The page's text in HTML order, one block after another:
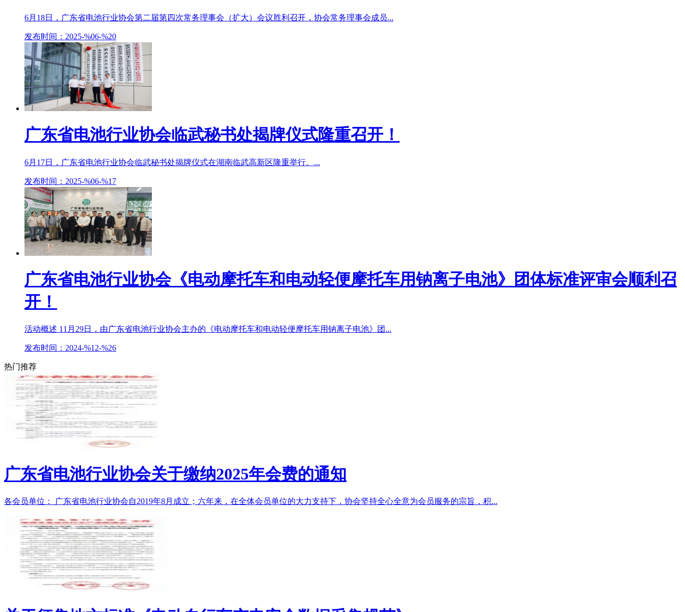
6月18日，广东省电池行业协会第二届第四次常务理事会（扩大）会议胜利召开，协会常务理事会成员...
发布时间：2025-%06-%20
广东省电池行业协会临武秘书处揭牌仪式隆重召开！
6月17日，广东省电池行业协会临武秘书处揭牌仪式在湖南临武高新区隆重举行。...
发布时间：2025-%06-%17
广东省电池行业协会《电动摩托车和电动轻便摩托车用钠离子电池》团体标准评审会顺利召
开！
活动概述 11月29日，由广东省电池行业协会主办的《电动摩托车和电动轻便摩托车用钠离子电池》团...
发布时间：2024-%12-%26
热门推荐
广东省电池行业协会关于缴纳2025年会费的通知
各会员单位： 广东省电池行业协会自2019年8月成立；六年来，在全体会员单位的大力支持下，协会坚持全心全意为会员服务的宗旨，积...